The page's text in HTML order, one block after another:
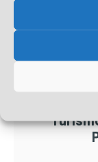
Sidebar